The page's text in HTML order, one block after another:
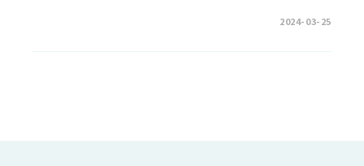
2024-03-25